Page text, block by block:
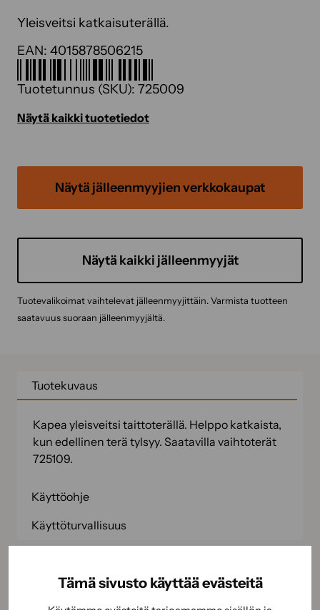
Tämä sivusto käyttää evästeitä
Yleisveitsi katkaisuterällä.
EAN: 4015878506215
Tuotetunnus (SKU): 725009
Näytä kaikki tuotetiedot
Näytä jälleenmyyjien verkkokaupat
Näytä kaikki jälleenmyyjät
Tuotevalikoimat vaihtelevat jälleenmyyjittäin. Varmista tuotteen
saatavuus suoraan jälleenmyyjältä.
Tuotekuvaus
Kapea yleisveitsi taittoterällä. Helppo katkaista,
kun edellinen terä tylsyy. Saatavilla vaihtoterät
725109.
Käyttöohje
Käyttöturvallisuus